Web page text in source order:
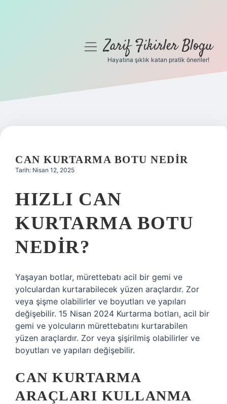
Gizlilik Politikası
Yasal Uyarı
menüyüZarif Fikirler Blogu
Hayatına şıklık katan pratik öneriler!
CAN KURTARMA BOTU NEDIR
Tarih: Nisan 12, 2025
HIZLI CAN
KURTARMA BOTU
NEDIR?
Yaşayan botlar, mürettebatı acil bir gemi ve
yolculardan kurtarabilecek yüzen araçlardır. Zor
veya şişme olabilirler ve boyutları ve yapıları
değişebilir. 15 Nisan 2024 Kurtarma botları, acil bir
gemi ve yolcuların mürettebatını kurtarabilen
yüzen araçlardır. Zor veya şişirilmiş olabilirler ve
boyutları ve yapıları değişebilir.
CAN KURTARMA
ARAÇLARI KULLANMA